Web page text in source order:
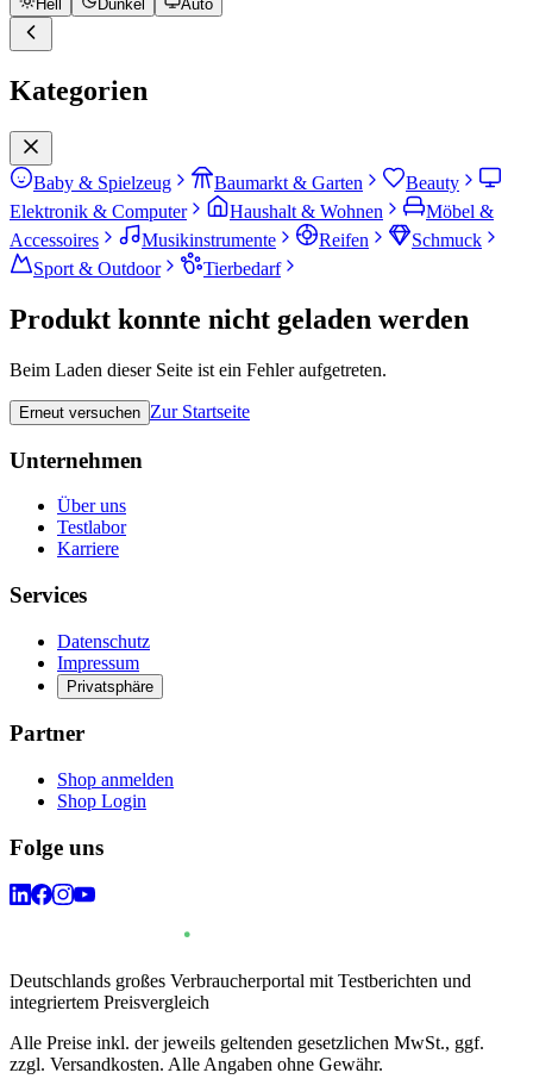
Hell Dunkel Auto
Kategorien
Baby & Spielzeug Baumarkt & Garten
Beauty
Elektronik & Computer
Haushalt & Wohnen
Möbel &
Accessoires
Musikinstrumente Reifen
Schmuck
Sport & Outdoor
Tierbedarf
Produkt konnte nicht geladen werden
Beim Laden dieser Seite ist ein Fehler aufgetreten.
Erneut versuchen Zur Startseite
Unternehmen
Über uns
Testlabor
Karriere
Services
Datenschutz
Impressum
Privatsphäre
Partner
Shop anmelden
Shop Login
Folge uns
Deutschlands großes Verbraucherportal mit Testberichten und
integriertem Preisvergleich
Alle Preise inkl. der jeweils geltenden gesetzlichen MwSt., ggf.
zzgl. Versandkosten. Alle Angaben ohne Gewähr.